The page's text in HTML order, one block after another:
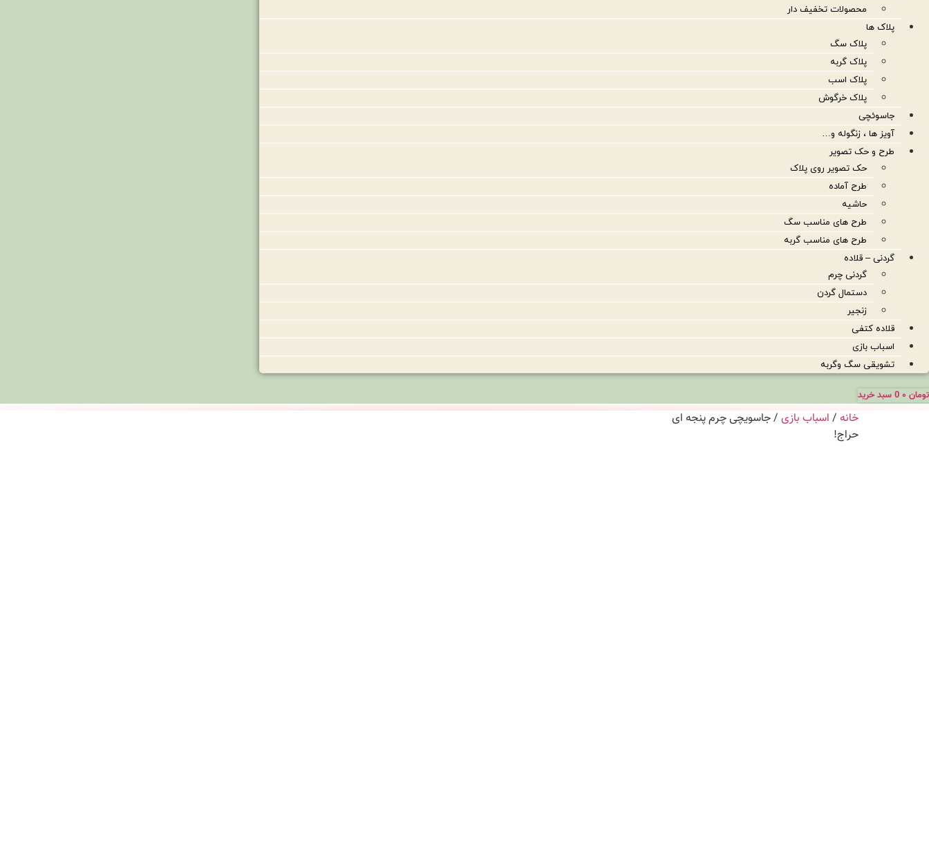
محصولات تخفیف دار
پلاک ها
پلاک سگ
پلاک گربه
پلاک اسب
پلاک خرگوش
جاسوئچی
آویز ها ، زنگوله و…
طرح و حک تصویر
حک تصویر روی پلاک
طرح آماده
حاشیه
طرح های مناسب سگ
طرح های مناسب گربه
گردنی – قلاده
گردنی چرم
دستمال گردن
زنجیر
قلاده کتفی
اسباب بازی
تشویقی سگ وگربه
تومان 0 سبد خرید
خانه / اسباب بازی / جاسویچی چرم پنجه ای
حراج!